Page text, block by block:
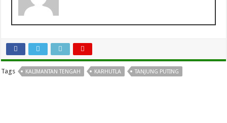
Tags KALIMANTAN TENGAH KARHUTLA TANJUNG PUTING